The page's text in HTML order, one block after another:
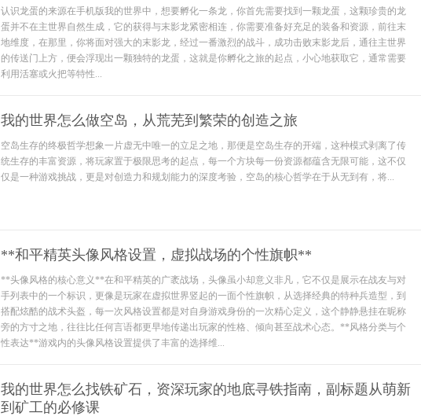
认识龙蛋的来源在手机版我的世界中，想要孵化一条龙，你首先需要找到一颗龙蛋，这颗珍贵的龙
蛋并不在主世界自然生成，它的获得与末影龙紧密相连，你需要准备好充足的装备和资源，前往末
地维度，在那里，你将面对强大的末影龙，经过一番激烈的战斗，成功击败末影龙后，通往主世界
的传送门上方，便会浮现出一颗独特的龙蛋，这就是你孵化之旅的起点，小心地获取它，通常需要
利用活塞或火把等特性...
我的世界怎么做空岛，从荒芜到繁荣的创造之旅
空岛生存的终极哲学想象一片虚无中唯一的立足之地，那便是空岛生存的开端，这种模式剥离了传
统生存的丰富资源，将玩家置于极限思考的起点，每一个方块每一份资源都蕴含无限可能，这不仅
仅是一种游戏挑战，更是对创造力和规划能力的深度考验，空岛的核心哲学在于从无到有，将...
**和平精英头像风格设置，虚拟战场的个性旗帜**
**头像风格的核心意义**在和平精英的广袤战场，头像虽小却意义非凡，它不仅是展示在战友与对
手列表中的一个标识，更像是玩家在虚拟世界竖起的一面个性旗帜，从选择经典的特种兵造型，到
搭配炫酷的战术头盔，每一次风格设置都是对自身游戏身份的一次精心定义，这个静静悬挂在昵称
旁的方寸之地，往往比任何言语都更早地传递出玩家的性格、倾向甚至战术心态。**风格分类与个
性表达**游戏内的头像风格设置提供了丰富的选择维...
我的世界怎么找铁矿石，资深玩家的地底寻铁指南，副标题从萌新
到矿工的必修课